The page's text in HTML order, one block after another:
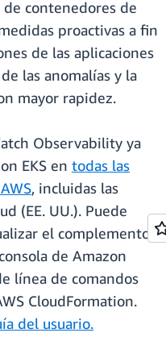
contenedores de
proactivas a fin
de las aplicaciones
las anomalías y la
mayor rapidez.
Observability ya
EKS en todas las
, incluidas las
(EE. UU.). Puede
el complemento
de Amazon
línea de comandos
CloudFormation.
del usuario.